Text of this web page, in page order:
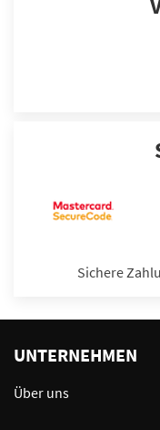
Sichere
UNTERNEHMEN
Über uns